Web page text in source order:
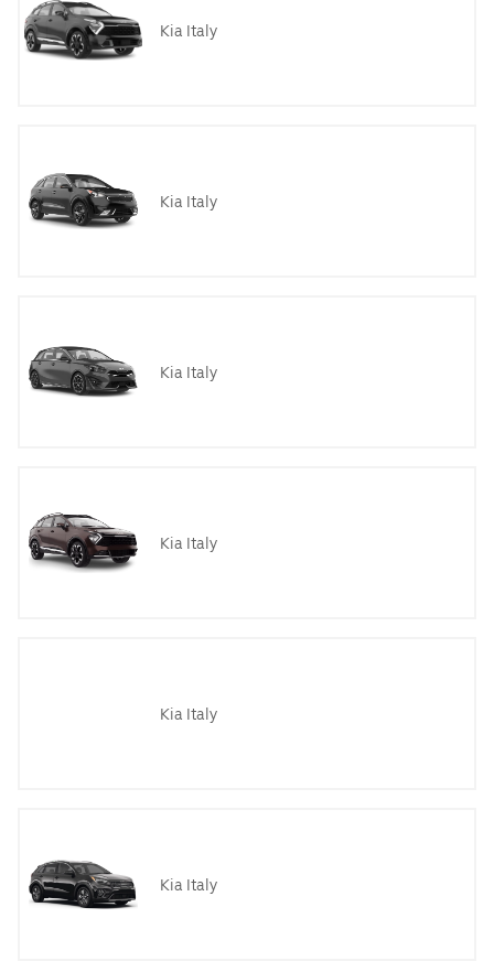
Kia Italy
Kia Italy
Kia Italy
Kia Italy
Kia Italy
Kia Italy